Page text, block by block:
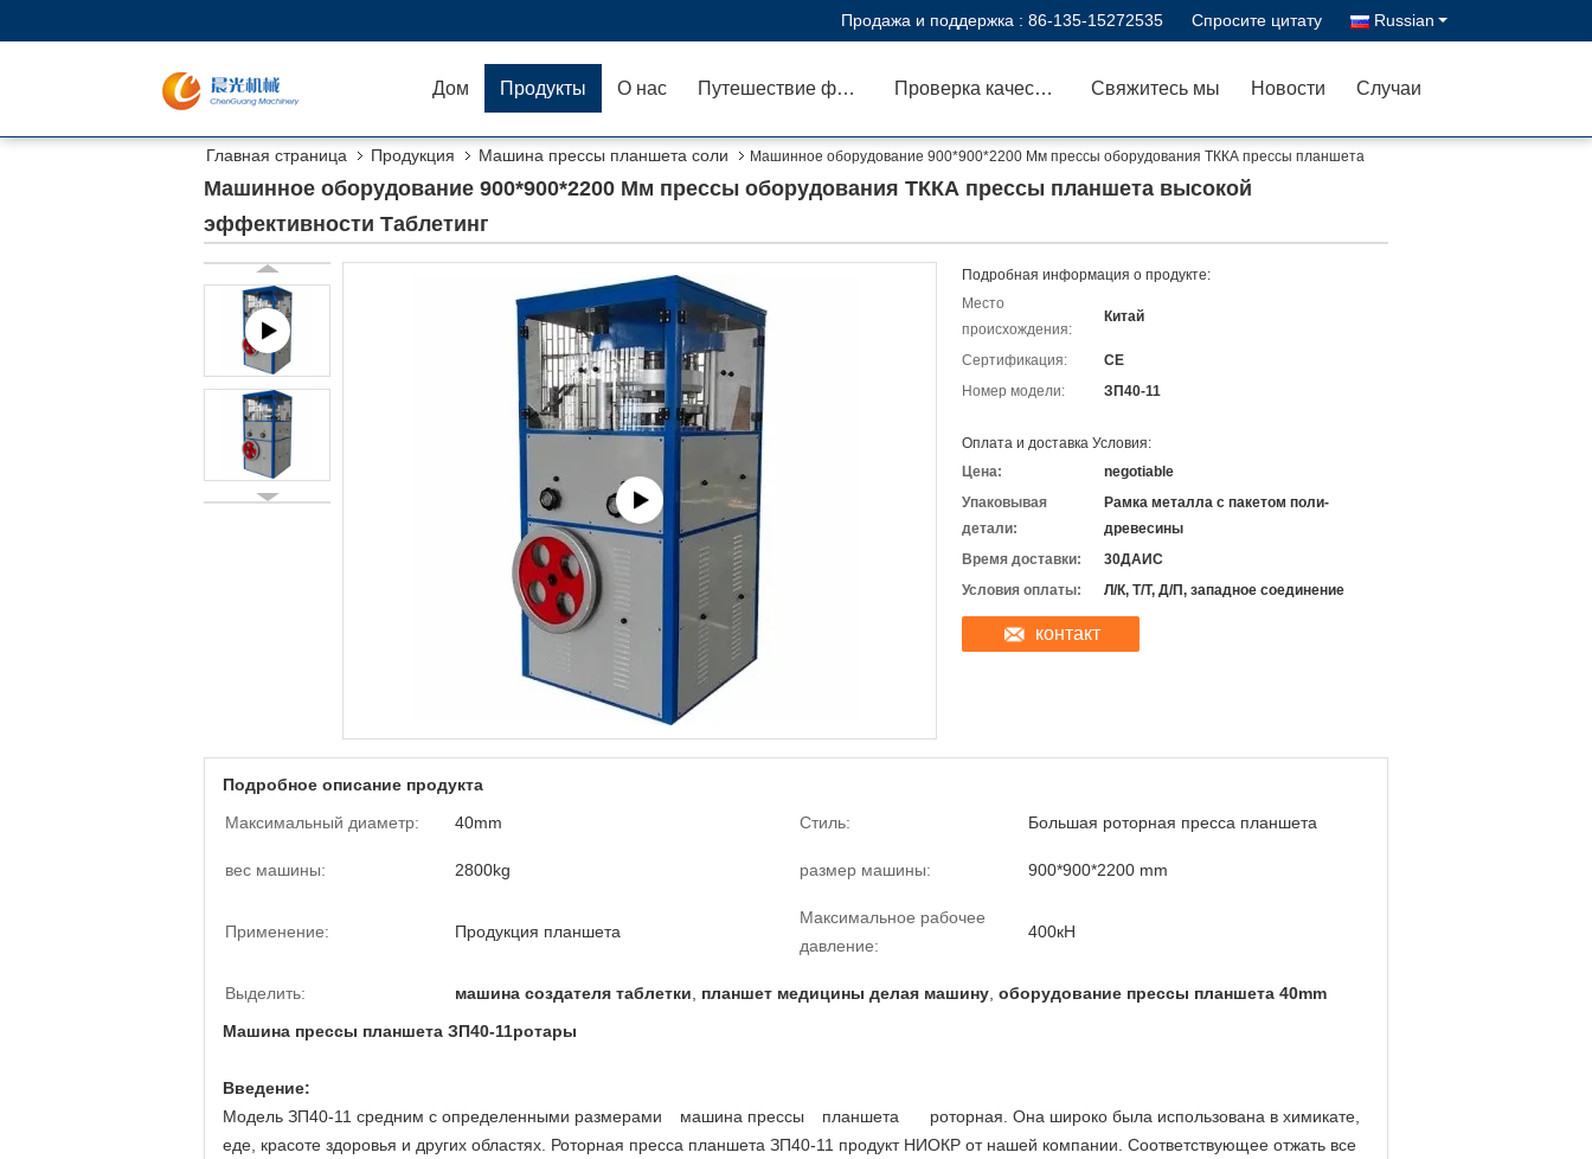
Продажа и поддержка : 86-135-15272535 Спросите цитату Russian
Дом Продукты О нас Путешествие фабрики Проверка качества Свяжитесь мы Новости Случаи
Главная страница Продукция Машина прессы планшета соли
Машинное оборудование 900*900*2200 Мм прессы оборудования ТККА прессы планшета
высокой эффективности Таблетинг
Машинное оборудование 900*900*2200 Мм прессы оборудования ТККА прессы планшета высокой
эффективности Таблетинг
Подробная информация о продукте:
Место
происхождения:
Китай
Сертификация:
CE
Номер модели:
ЗП40-11
Оплата и доставка Условия:
Цена:
negotiable
Упаковывая
детали:
Рамка металла с пакетом поли-
древесины
Время доставки:
30ДАИС
Условия оплаты:
Л/К, Т/Т, Д/П, западное соединение
контакт
Подробное описание продукта
Максимальный диаметр:
40mm Стиль: Большая роторная пресса планшета
вес машины: 2800kg размер машины: 900*900*2200 mm
Применение: Продукция планшета
Максимальное рабочее
давление:
400кН
Выделить: машина создателя таблетки планшет медицины делая машину оборудование прессы планшета 40mm
Машина прессы планшета ЗП40-11ротары
Введение:
Модель ЗП40-11 средним с определенными размерами машина прессы планшета роторная. Она широко была использована в химикате,
еде, красоте здоровья и других областях. Роторная пресса планшета ЗП40-11 продукт НИОКР от нашей компании. Соответствующее отжать все